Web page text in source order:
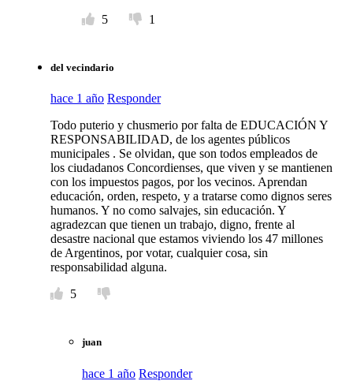
5
1
del vecindario
hace 1 año Responder
Todo puterio y chusmerio por falta de EDUCACIÓN Y
RESPONSABILIDAD, de los agentes públicos
municipales . Se olvidan, que son todos empleados de
los ciudadanos Concordienses, que viven y se mantienen
con los impuestos pagos, por los vecinos. Aprendan
educación, orden, respeto, y a tratarse como dignos seres
humanos. Y no como salvajes, sin educación. Y
agradezcan que tienen un trabajo, digno, frente al
desastre nacional que estamos viviendo los 47 millones
de Argentinos, por votar, cualquier cosa, sin
responsabilidad alguna.
5
juan
hace 1 año Responder